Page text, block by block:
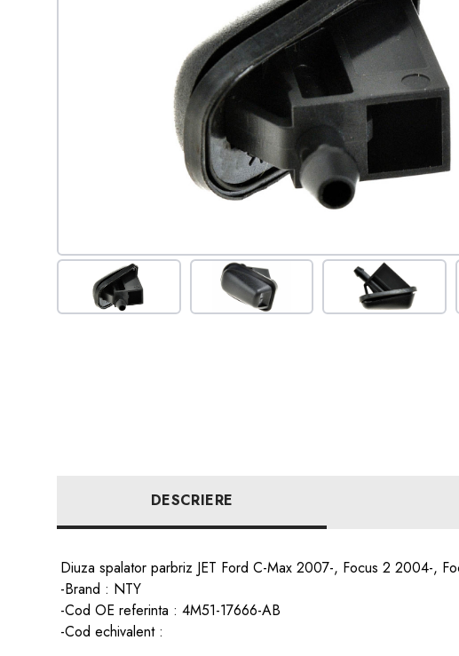
DESCRIERE
Diuza spalator parbriz JET Ford C-Max 2007-, Focus 2 2004-,
-Brand : NTY
-Cod OE referinta : 4M51-17666-AB
-Cod echivalent :